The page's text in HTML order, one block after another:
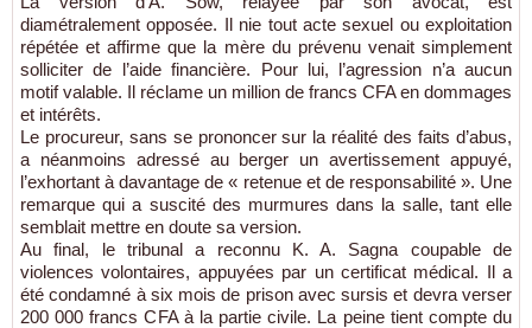
diamétralement opposée. Il nie tout acte sexuel ou exploitation
répétée et affirme que la mère du prévenu venait simplement
solliciter de l’aide financière. Pour lui, l’agression n’a aucun
motif valable. Il réclame un million de francs CFA en dommages
et intérêts.
Le procureur, sans se prononcer sur la réalité des faits d’abus,
a néanmoins adressé au berger un avertissement appuyé,
l’exhortant à davantage de « retenue et de responsabilité ». Une
remarque qui a suscité des murmures dans la salle, tant elle
semblait mettre en doute sa version.
Au final, le tribunal a reconnu K. A. Sagna coupable de
violences volontaires, appuyées par un certificat médical. Il a
été condamné à six mois de prison avec sursis et devra verser
200 000 francs CFA à la partie civile. La peine tient compte du